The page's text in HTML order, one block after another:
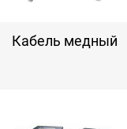
Кабель медный